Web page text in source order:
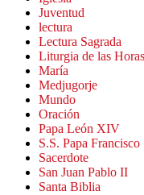
Juventud
lectura
Lectura Sagrada
Liturgia de las Horas
María
Medjugorje
Mundo
Oración
Papa León XIV
S.S. Papa Francisco
Sacerdote
San Juan Pablo II
Santa Biblia